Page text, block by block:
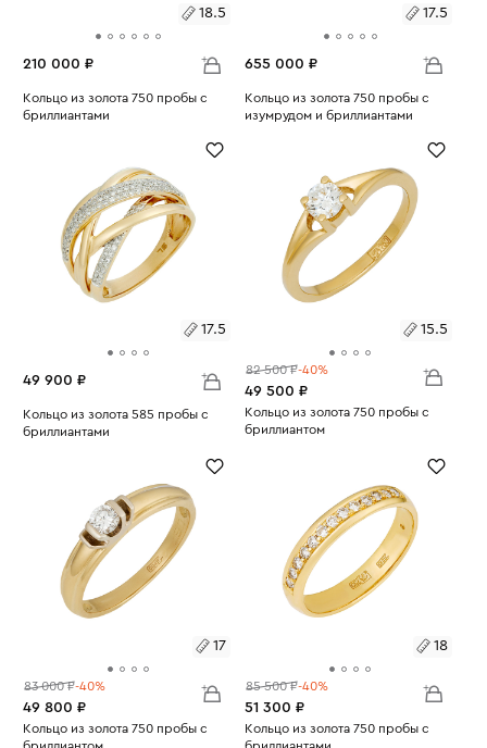
18.5
210 000 ₽
Размеры:
Кольцо из золота 750 пробы с
бриллиантами
17.5
655 000 ₽
Размеры:
Кольцо из золота 750 пробы с
изумрудом и бриллиантами
17.5
49 900 ₽
Размеры:
Кольцо из золота 585 пробы с
бриллиантами
15.5
82 500 ₽-40%
49 500 ₽
Размеры:
Кольцо из золота 750 пробы с
бриллиантом
17
83 000 ₽-40%
49 800 ₽
Размеры:
Кольцо из золота 750 пробы с
бриллиантом
18
85 500 ₽-40%
51 300 ₽
Размеры:
Кольцо из золота 750 пробы с
бриллиантами